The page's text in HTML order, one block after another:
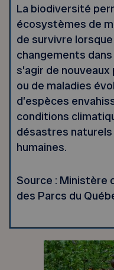
La biodiversité
écosystèmes de
de survivre
changements
s’agir de
ou de maladies
d’espèces
conditions
désastres
humaines.
Source : Ministère
des Parcs du